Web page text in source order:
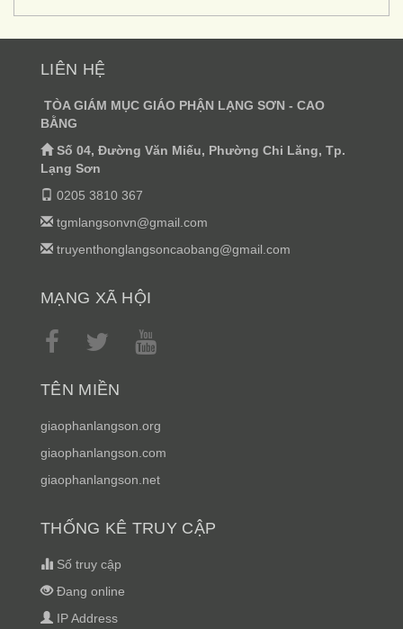
LIÊN HỆ
TÒA GIÁM MỤC GIÁO PHẬN LẠNG SƠN - CAO
BẰNG
Số 04, Đường Văn Miếu, Phường Chi Lăng, Tp.
Lạng Sơn
0205 3810 367
tgmlangsonvn@gmail.com
truyenthonglangsoncaobang@gmail.com
MẠNG XÃ HỘI
TÊN MIỀN
giaophanlangson.org
giaophanlangson.com
giaophanlangson.net
THỐNG KÊ TRUY CẬP
Số truy cập
Đang online
IP Address